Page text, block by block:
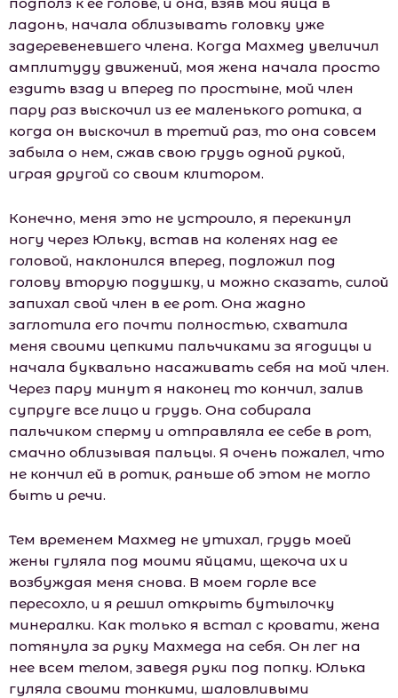
ладонь, начала облизывать головку уже
задеревеневшего члена. Когда Махмед увеличил
амплитуду движений, моя жена начала просто
ездить взад и вперед по простыне, мой член
пару раз выскочил из ее маленького ротика, а
когда он выскочил в третий раз, то она совсем
забыла о нем, сжав свою грудь одной рукой,
играя другой со своим клитором.
Конечно, меня это не устроило, я перекинул
ногу через Юльку, встав на коленях над ее
головой, наклонился вперед, подложил под
голову вторую подушку, и можно сказать, силой
запихал свой член в ее рот. Она жадно
заглотила его почти полностью, схватила
меня своими цепкими пальчиками за ягодицы и
начала буквально насаживать себя на мой член.
Через пару минут я наконец то кончил, залив
супруге все лицо и грудь. Она собирала
пальчиком сперму и отправляла ее себе в рот,
смачно облизывая пальцы. Я очень пожалел, что
не кончил ей в ротик, раньше об этом не могло
быть и речи.
Тем временем Махмед не утихал, грудь моей
жены гуляла под моими яйцами, щекоча их и
возбуждая меня снова. В моем горле все
пересохло, и я решил открыть бутылочку
минералки. Как только я встал с кровати, жена
потянула за руку Махмеда на себя. Он лег на
нее всем телом, заведя руки под попку. Юлька
гуляла своими тонкими, шаловливыми